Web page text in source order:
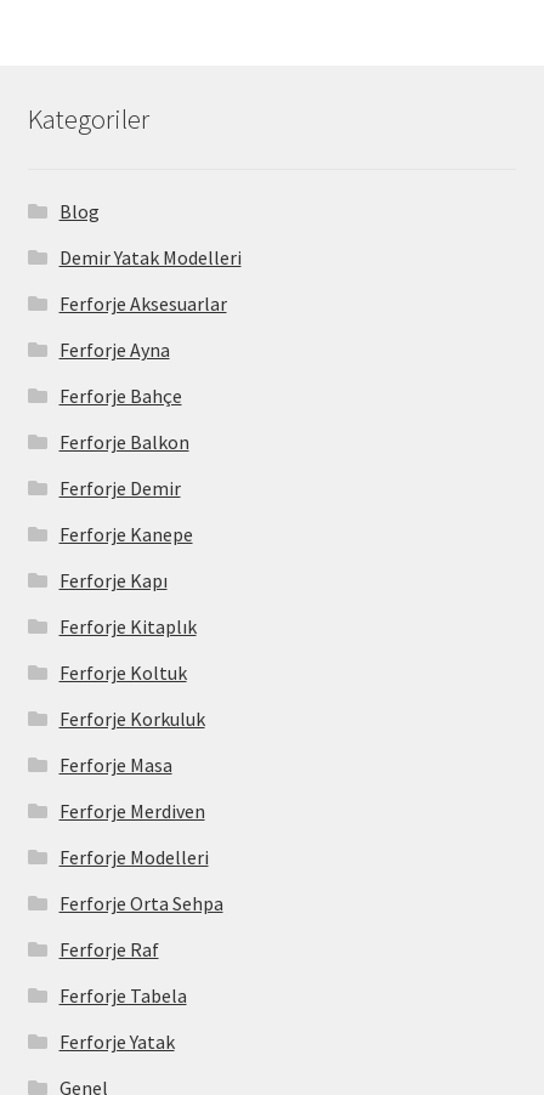
Kategoriler
Blog
Demir Yatak Modelleri
Ferforje Aksesuarlar
Ferforje Ayna
Ferforje Bahçe
Ferforje Balkon
Ferforje Demir
Ferforje Kanepe
Ferforje Kapı
Ferforje Kitaplık
Ferforje Koltuk
Ferforje Korkuluk
Ferforje Masa
Ferforje Merdiven
Ferforje Modelleri
Ferforje Orta Sehpa
Ferforje Raf
Ferforje Tabela
Ferforje Yatak
Genel